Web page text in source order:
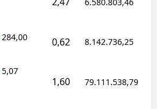
284,00 0,62 8.142.736,25
5,07
1,60 79.111.538,79